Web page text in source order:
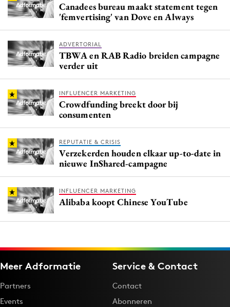
Canadees bureau maakt statement tegen
'femvertising' van Dove en Always
ADVERTORIAL
TBWA en RAB Radio breiden campagne
verder uit
INFLUENCER MARKETING
Crowdfunding breekt door bij
consumenten
REPUTATIE & CRISIS
Verzekerden houden elkaar up-to-date in
nieuwe InShared-campagne
INFLUENCER MARKETING
Alibaba koopt Chinese YouTube
Meer Adformatie
Partners
Events
Service & Contact
Contact
Abonneren